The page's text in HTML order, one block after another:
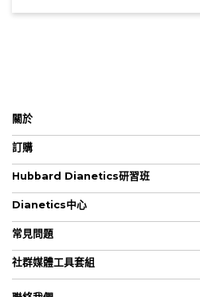
關於
訂購
Hubbard Dianetics研習班
Dianetics中心
常見問題
社群媒體工具套組